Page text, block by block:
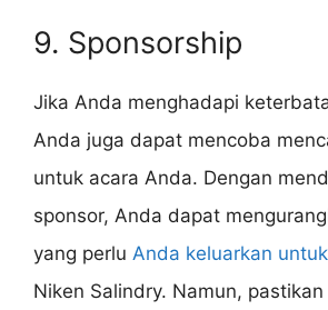
9. Sponsorship
Jika Anda menghadapi
Anda juga dapat mencoba
untuk acara Anda. Dengan
sponsor, Anda dapat
yang perlu Anda keluarkan untuk
Niken Salindry. Namun,